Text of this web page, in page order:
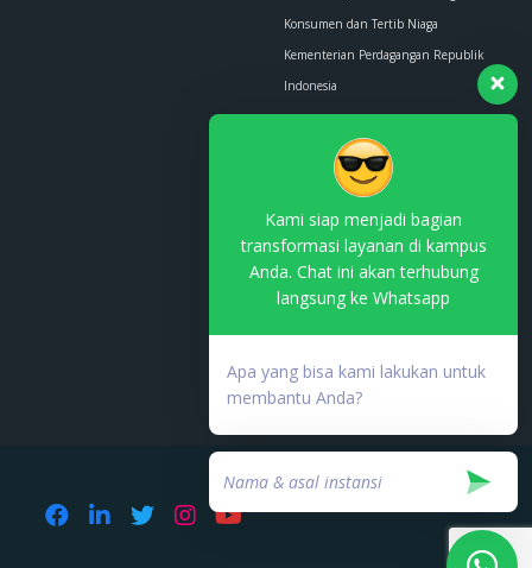
Konsumen dan Tertib Niaga
Kementerian Perdagangan Republik
Indonesia
contact.us@kemendag.go.id
000753.03/DJAI.PSE/05/202
Kami siap menjadi bagian
transformasi layanan di kampus
Anda. Chat ini akan terhubung
langsung ke Whatsapp
Apa yang bisa kami lakukan untuk
membantu Anda?